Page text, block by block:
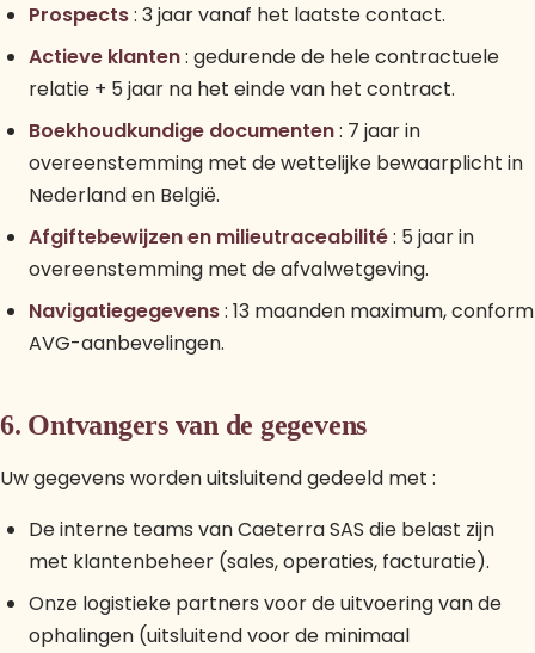
Prospects: 3 jaar vanaf het laatste contact.
Actieve klanten: gedurende de hele contractuele
relatie + 5 jaar na het einde van het contract.
Boekhoudkundige documenten: 7 jaar in
overeenstemming met de wettelijke bewaarplicht in
Nederland en België.
Afgiftebewijzen en milieutraceabilité: 5 jaar in
overeenstemming met de afvalwetgeving.
Navigatiegegevens: 13 maanden maximum, conform
AVG-aanbevelingen.
6. Ontvangers van de gegevens
Uw gegevens worden uitsluitend gedeeld met :
De interne teams van Caeterra SAS die belast zijn
met klantenbeheer (sales, operaties, facturatie).
Onze logistieke partners voor de uitvoering van de
ophalingen (uitsluitend voor de minimaal